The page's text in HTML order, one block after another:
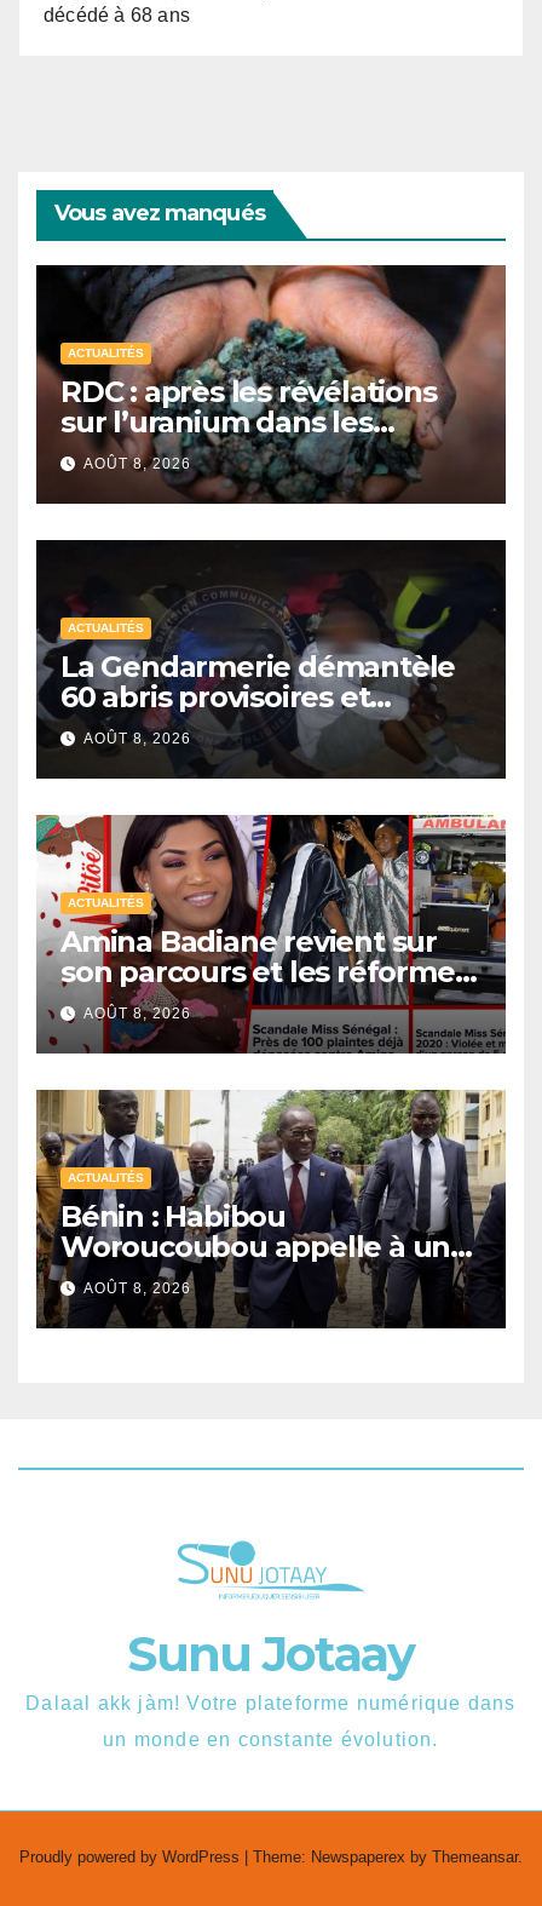
décédé à 68 ans
Vous avez manqués
ACTUALITÉS
RDC : après les révélations
sur l’uranium dans les
exportations de cobalt,
Kinshasa lance une
campagne de vérification
AOÛT 8, 2026
ACTUALITÉS
La Gendarmerie démantèle
60 abris provisoires et
interpelle 27 personnes
AOÛT 8, 2026
ACTUALITÉS
Amina Badiane revient sur
son parcours et les réformes
de Miss Sénégal
AOÛT 8, 2026
ACTUALITÉS
Bénin : Habibou
Woroucoubou appelle à un
retour du pluralisme avec le
Sénat
AOÛT 8, 2026
Sunu Jotaay
Dalaal akk jàm! Votre plateforme numérique dans
un monde en constante évolution.
Proudly powered by WordPress Theme: Newspaperex by Themeansar.